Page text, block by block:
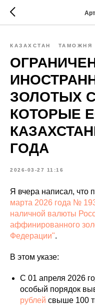
КАЗАХСТАН ТАМОЖНЯ
ЗОЛОТЫХ
КОТОРЫЕ
ГОДА
2026-03-27 11:16
Я вчера написал, что
марта 2026 года №
наличной валюты
аффинированного
Федерации".
В этом указе:
С 01 апреля 2026
особый порядок
рублей свыше 100